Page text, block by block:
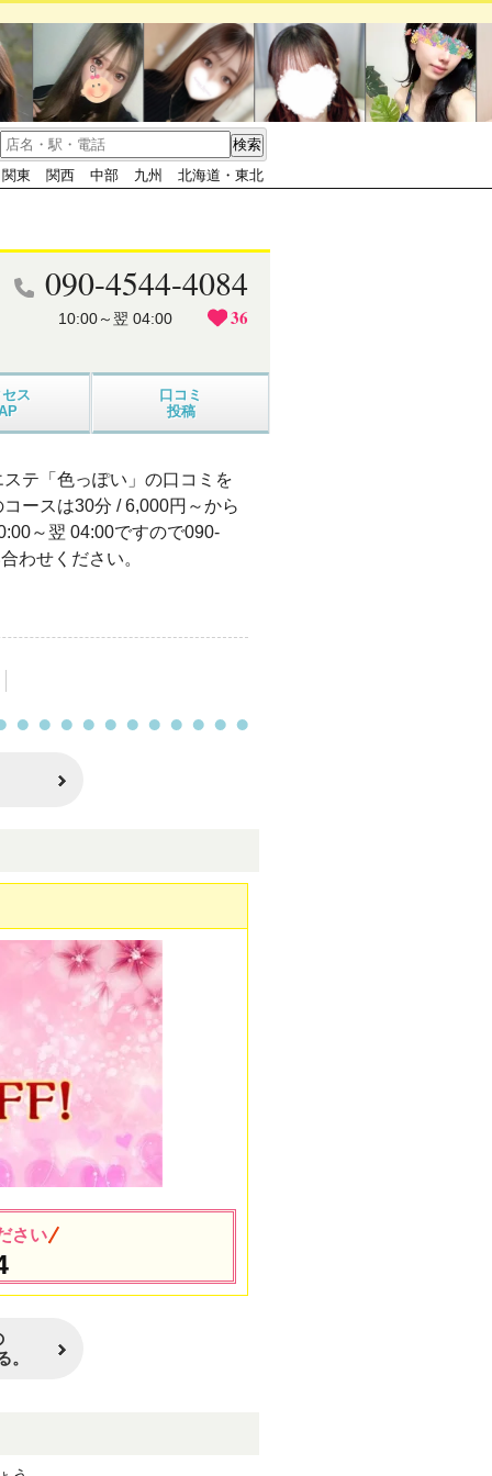
関東 関西 中部 九州 北海道・東北
090-4544-4084
10:00～翌 04:00 36
ス
口コミ
投稿
テ「色っぽい」の口コミを
ースは30分 / 6,000円～から
～翌 04:00ですので090-
わせください。
さい
。